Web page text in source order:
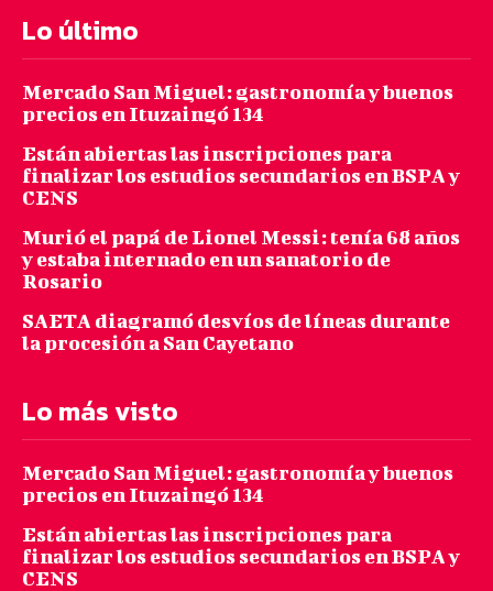
Lo último
Mercado San Miguel: gastronomía y buenos
precios en Ituzaingó 134
Están abiertas las inscripciones para
finalizar los estudios secundarios en BSPA y
CENS
Murió el papá de Lionel Messi: tenía 68 años
y estaba internado en un sanatorio de
Rosario
SAETA diagramó desvíos de líneas durante
la procesión a San Cayetano
Lo más visto
Mercado San Miguel: gastronomía y buenos
precios en Ituzaingó 134
Están abiertas las inscripciones para
finalizar los estudios secundarios en BSPA y
CENS